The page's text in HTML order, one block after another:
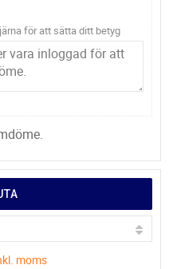
för att sätta ditt betyg
moms